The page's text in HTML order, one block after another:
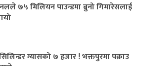
७५ मिलियन पाउन्डमा ब्रुनो गिमारेसलाई
ग्यासको ७ हजार ! भक्तपुरमा पक्राउ